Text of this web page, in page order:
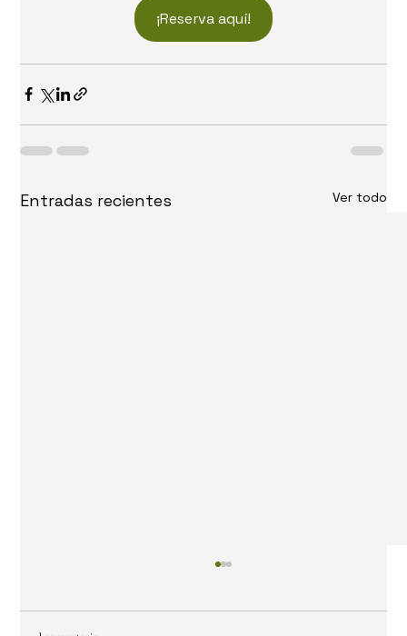
¡Reserva aquí!
Entradas recientes Ver todo